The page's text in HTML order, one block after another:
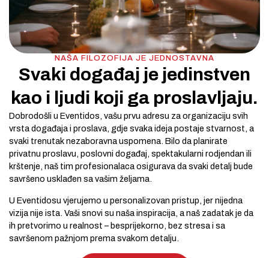
NAŠA FILOZOFIJA JE JEDNOSTAVNA
Svaki događaj je jedinstven
kao i ljudi koji ga proslavljaju.
Dobrodošli u Eventidos, vašu prvu adresu za organizaciju svih
vrsta događaja i proslava, gdje svaka ideja postaje stvarnost, a
svaki trenutak nezaboravna uspomena. Bilo da planirate
privatnu proslavu, poslovni događaj, spektakularni rodjendan ili
krštenje, naš tim profesionalaca osigurava da svaki detalj bude
savršeno usklađen sa vašim željama.
U Eventidosu vjerujemo u personalizovan pristup, jer nijedna
vizija nije ista. Vaši snovi su naša inspiracija, a naš zadatak je da
ih pretvorimo u realnost – besprijekorno, bez stresa i sa
savršenom pažnjom prema svakom detalju.